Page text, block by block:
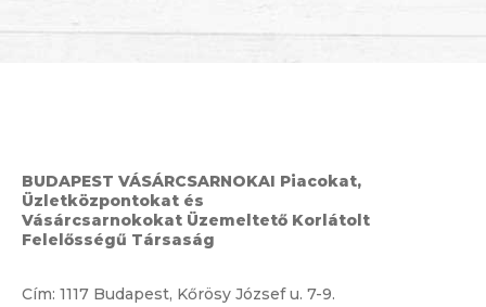
BUDAPEST VÁSÁRCSARNOKAI Piacokat,
Üzletközpontokat és
Vásárcsarnokokat Üzemeltető Korlátolt
Felelősségű Társaság
Cím: 1117 Budapest, Kőrösy József u. 7-9.